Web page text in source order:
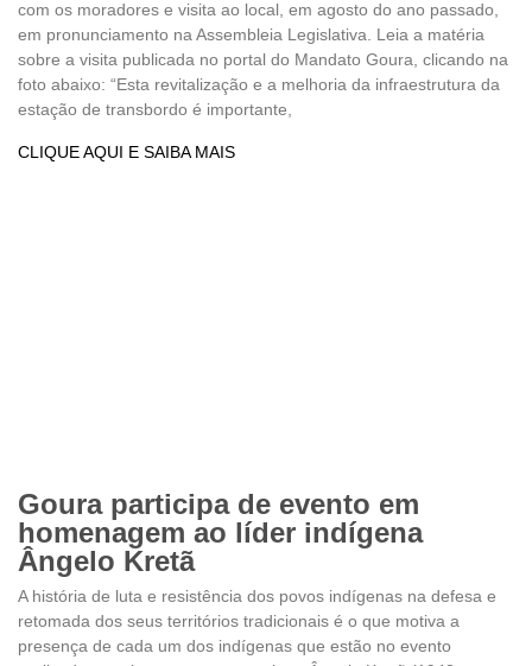
com os moradores e visita ao local, em agosto do ano passado,
em pronunciamento na Assembleia Legislativa. Leia a matéria
sobre a visita publicada no portal do Mandato Goura, clicando na
foto abaixo: “Esta revitalização e a melhoria da infraestrutura da
estação de transbordo é importante,
CLIQUE AQUI E SAIBA MAIS
Goura participa de evento em
homenagem ao líder indígena
Ângelo Kretã
A história de luta e resistência dos povos indígenas na defesa e
retomada dos seus territórios tradicionais é o que motiva a
presença de cada um dos indígenas que estão no evento